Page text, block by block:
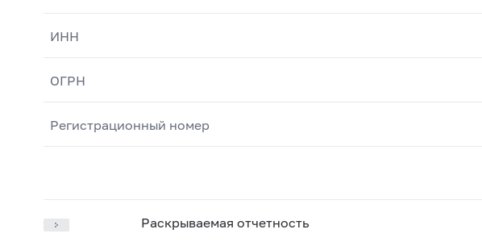
ИНН
ОГРН
Регистрационный номер
Раскрываемая отчетность